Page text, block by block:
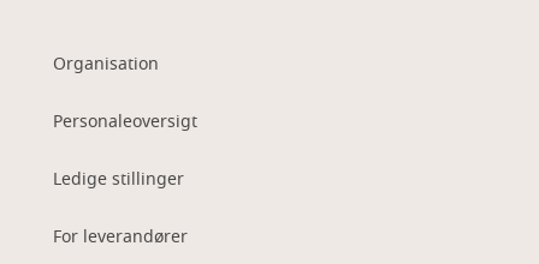
Organisation
Personaleoversigt
Ledige stillinger
For leverandører